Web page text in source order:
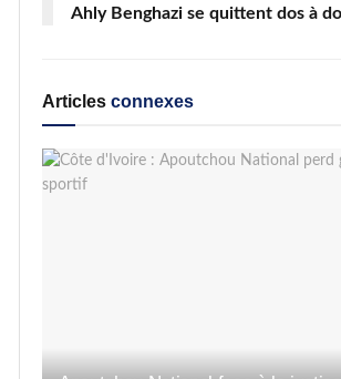
Ahly Benghazi se quittent dos à
Articles connexes